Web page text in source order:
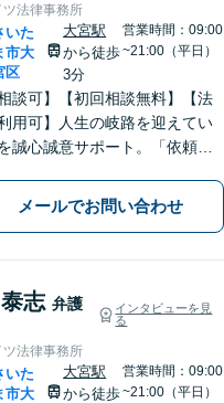
ツ法律事務所
いた
市大
区
大宮駅
から徒歩
3分
営業時間：09:00
~21:00（平日）
相談可】【初回相談無料】【法
用可】人生の岐路を迎えてい
誠心誠意サポート。「依頼者
借金問題／相続／企業法務／
／交通事故／労働問題など、
メールでお問い合わせ
志 弁護
インタビューを見
る
ツ法律事務所
いた
市大
大宮駅
から徒歩
営業時間：09:00
~21:00（平日）